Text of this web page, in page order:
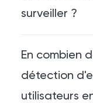
surveiller ?
En combien
détection
utilisateurs